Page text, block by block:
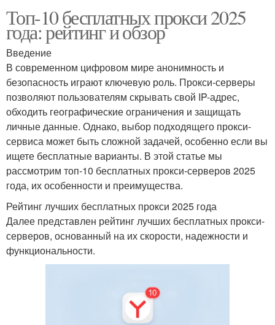
Топ-10 бесплатных прокси 2025
года: рейтинг и обзор
Введение
В современном цифровом мире анонимность и
безопасность играют ключевую роль. Прокси-серверы
позволяют пользователям скрывать свой IP-адрес,
обходить географические ограничения и защищать
личные данные. Однако, выбор подходящего прокси-
сервиса может быть сложной задачей, особенно если вы
ищете бесплатные варианты. В этой статье мы
рассмотрим топ-10 бесплатных прокси-серверов 2025
года, их особенности и преимущества.
Рейтинг лучших бесплатных прокси 2025 года
Далее представлен рейтинг лучших бесплатных прокси-
серверов, основанный на их скорости, надежности и
функциональности.